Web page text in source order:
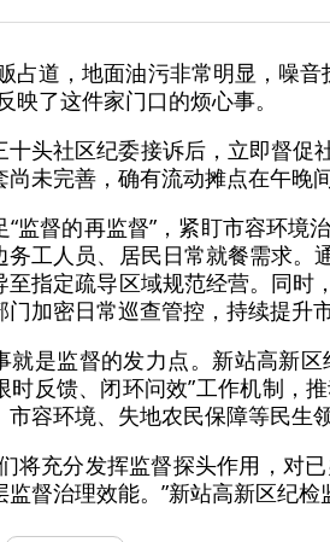
占道，地面油污非常明显，噪
映了这件家门口的烦心事。
十头社区纪委接诉后，立即督促
未完善，确有流动摊点在午晚
“监督的再监督”，紧盯市容环
务工人员、居民日常就餐需求
至指定疏导区域规范经营。同
加密日常巡查管控，持续提升
就是监督的发力点。新站高新
时反馈、闭环问效”工作机制，
容环境、失地农民保障等民生
将充分发挥监督探头作用，对已
督治理效能。”新站高新区纪